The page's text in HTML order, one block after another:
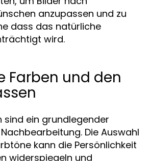
anzupassen und zu
dass das natürliche
wird.
Farben und den
sind ein grundlegender
Die Auswahl
kann die Persönlichkeit
widerspiegeln und